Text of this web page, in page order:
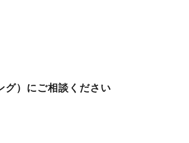
）にご相談ください